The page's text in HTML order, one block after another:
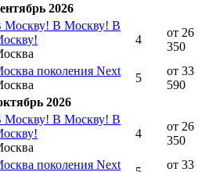
2026
Москву! В Москву! В
4
от 26
350
поколения Next
5
от 33
590
2026
Москву! В Москву! В
4
от 26
350
поколения Next
от 33